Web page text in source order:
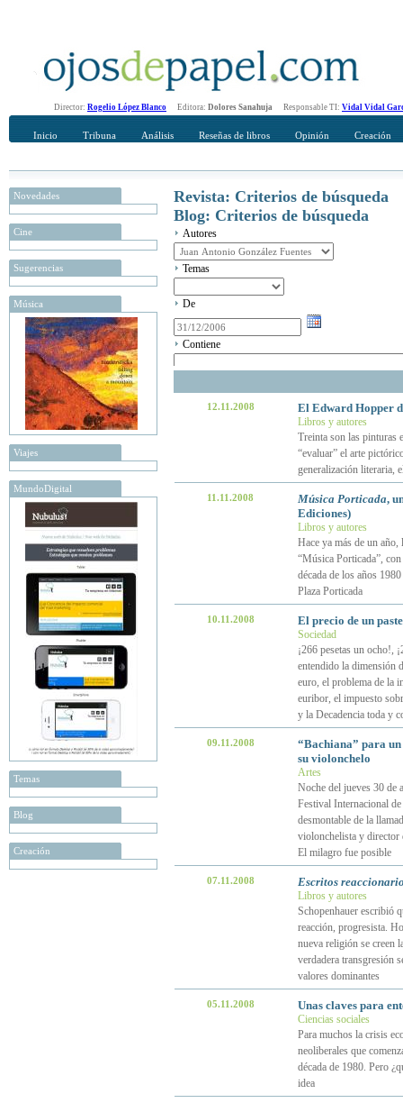
Director: Rogelio López Blanco Editora: Dolores Sanahuja Responsable TI: Vidal Vidal
Inicio Tribuna Análisis Reseñas de libros Opinión Creación
Novedades
Cine
Sugerencias
Música
Viajes
MundoDigital
Temas
Blog
Creación
Revista: Criterios de búsqueda
Blog: Criterios de búsqueda
Autores
Temas
De
Contiene
12.11.2008 El Edward Hopper
Libros y autores
Treinta son las pinturas
“evaluar” el arte
generalización literaria,
11.11.2008 Música Porticada,
Ediciones)
Libros y autores
Hace ya más de un
“Música Porticada”,
década de los años
Plaza Porticada
10.11.2008 El precio de un
Sociedad
¡266 pesetas un ocho!,
entendido la dimensión
euro, el problema de la
euribor, el impuesto
y la Decadencia toda y
09.11.2008
“Bachiana” para
su violonchelo
Artes
Noche del jueves 30
Festival Internacional
desmontable de la
violonchelista y director
El milagro fue posible
07.11.2008 Escritos
Libros y autores
Schopenhauer escribió
reacción, progresista.
nueva religión se creen
verdadera transgresión
valores dominantes
05.11.2008 Unas claves para
Ciencias sociales
Para muchos la crisis
neoliberales que
década de 1980. Pero
idea